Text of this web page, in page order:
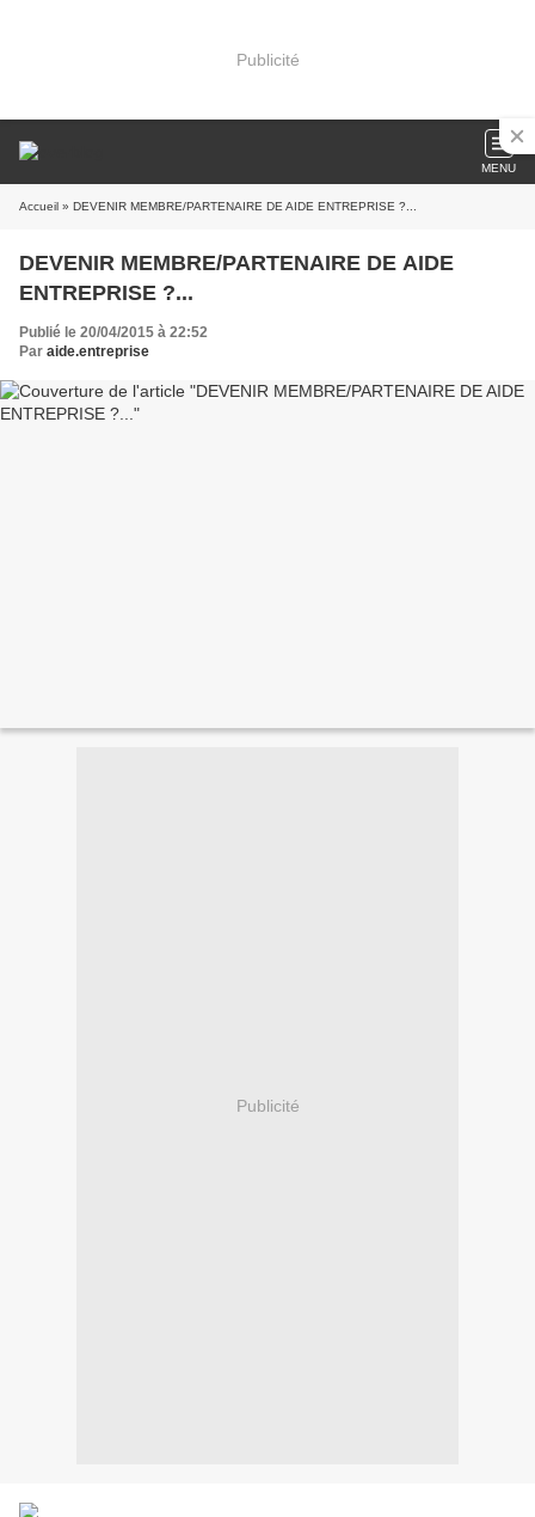
Publicité
MENU
Accueil » DEVENIR MEMBRE/PARTENAIRE DE AIDE ENTREPRISE ?...
DEVENIR MEMBRE/PARTENAIRE DE AIDE
ENTREPRISE ?...
Publié le 20/04/2015 à 22:52
Par aide.entreprise
Publicité